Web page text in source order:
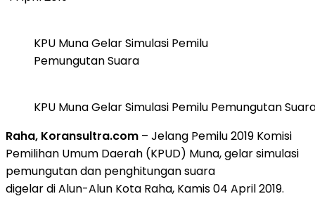
KPU Muna Gelar Simulasi Pemilu
Pemungutan Suara
KPU Muna Gelar Simulasi Pemilu Pemungutan
Raha, Koransultra.com – Jelang Pemilu 2019 Komisi
Pemilihan Umum Daerah (KPUD) Muna, gelar simulasi
pemungutan dan penghitungan suara
digelar di Alun-Alun Kota Raha, Kamis 04 April 2019.